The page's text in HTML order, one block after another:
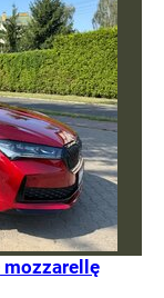
mozzarellę